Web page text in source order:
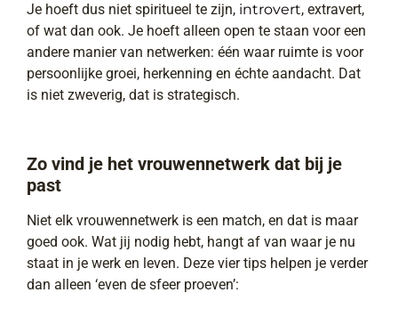
Je hoeft dus niet spiritueel te zijn, introvert, extravert,
of wat dan ook. Je hoeft alleen open te staan voor een
andere manier van netwerken: één waar ruimte is voor
persoonlijke groei, herkenning en échte aandacht. Dat
is niet zweverig, dat is strategisch.
Zo vind je het vrouwennetwerk dat bij je
past
Niet elk vrouwennetwerk is een match, en dat is maar
goed ook. Wat jij nodig hebt, hangt af van waar je nu
staat in je werk en leven. Deze vier tips helpen je verder
dan alleen ‘even de sfeer proeven’: